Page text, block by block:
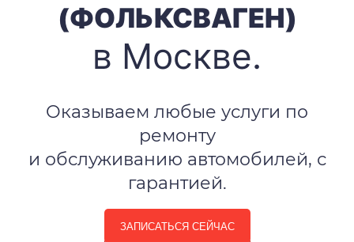
(ФОЛЬКСВАГЕН)
в Москве.
Оказываем любые услуги по
ремонту
и обслуживанию автомобилей, с
гарантией.
ЗАПИСАТЬСЯ СЕЙЧАС